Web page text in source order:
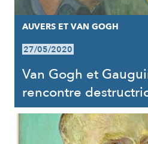
AUVERS ET VAN GOGH
27/05/2020
Van Gogh et
rencontre